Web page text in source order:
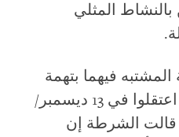
بالنشاط المثلي
فيهما بتهمة
اللواط في محاكمة قصيرة لم تتجاوز خمسة أيام بعد أن اعتقلوا في 13 ديسمبر/
قالت الشرطة إن